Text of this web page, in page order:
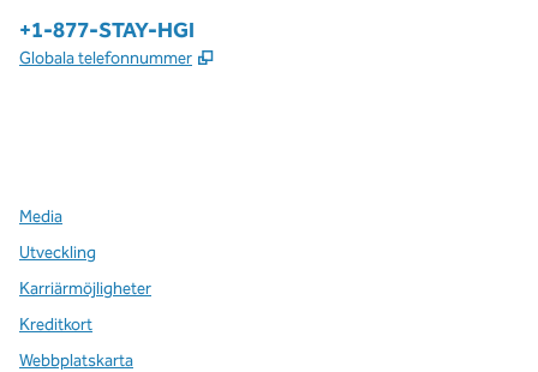
Telefon:
+1-877-STAY-HGI
Globala telefonnummer ,
Media
Utveckling
Karriärmöjligheter
Kreditkort
Webbplatskarta